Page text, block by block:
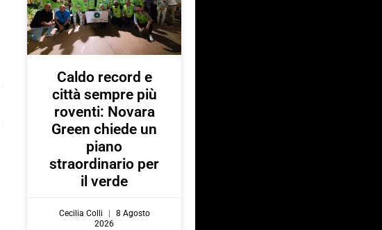
Caldo record e
città sempre più
roventi: Novara
Green chiede un
piano
straordinario per
il verde
Cecilia Colli
8 Agosto
2026